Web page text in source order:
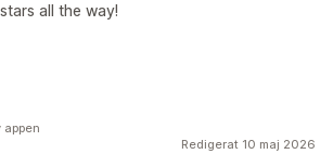
all the way!
Redigerat 10 maj 2026